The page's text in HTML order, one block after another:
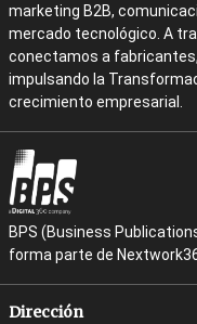
marketing B2B,
mercado tecnológico. A
conectamos a
impulsando la
crecimiento empresarial.
BPS (Business
forma parte de
Dirección